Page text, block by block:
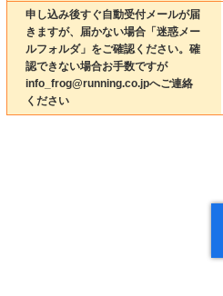
申し込み後すぐ自動受付メールが届
きますが、届かない場合「迷惑メー
ルフォルダ」をご確認ください。確
認できない場合お手数ですが
info_frog@running.co.jpへご連絡
ください